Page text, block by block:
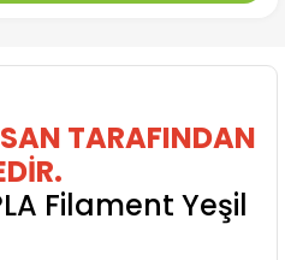
TARAFINDAN
Filament Yeşil